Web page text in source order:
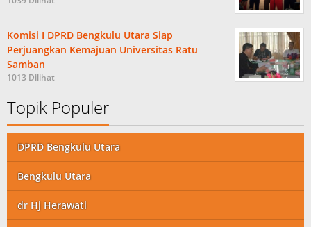
Komisi I DPRD Bengkulu Utara Siap
Perjuangkan Kemajuan Universitas Ratu
Samban
1013 Dilihat
Topik Populer
DPRD Bengkulu Utara
Bengkulu Utara
dr Hj Herawati